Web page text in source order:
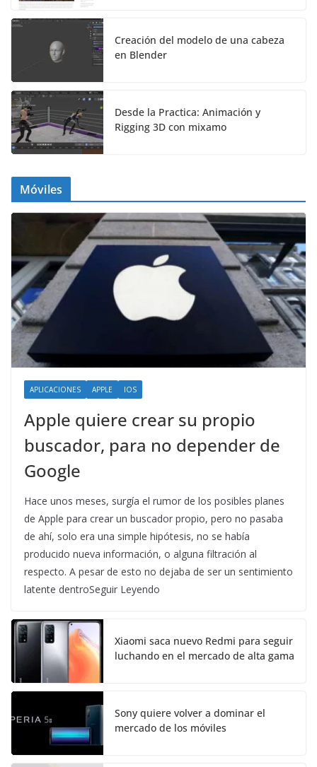
Creación del modelo de una cabeza
en Blender
Desde la Practica: Animación y
Rigging 3D con mixamo
Móviles
APLICACIONES APPLE IOS
Apple quiere crear su propio
buscador, para no depender de
Google
Hace unos meses, surgía el rumor de los posibles planes
de Apple para crear un buscador propio, pero no pasaba
de ahí, solo era una simple hipótesis, no se había
producido nueva información, o alguna filtración al
respecto. A pesar de esto no dejaba de ser un sentimiento
latente dentroSeguir Leyendo
Xiaomi saca nuevo Redmi para seguir
luchando en el mercado de alta gama
Sony quiere volver a dominar el
mercado de los móviles